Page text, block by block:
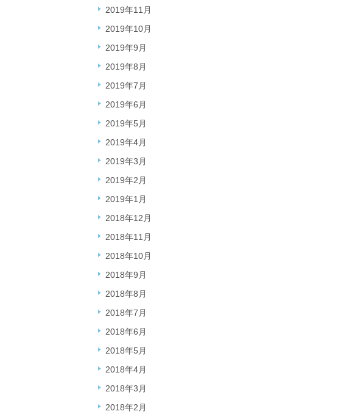
2019年11月
2019年10月
2019年9月
2019年8月
2019年7月
2019年6月
2019年5月
2019年4月
2019年3月
2019年2月
2019年1月
2018年12月
2018年11月
2018年10月
2018年9月
2018年8月
2018年7月
2018年6月
2018年5月
2018年4月
2018年3月
2018年2月